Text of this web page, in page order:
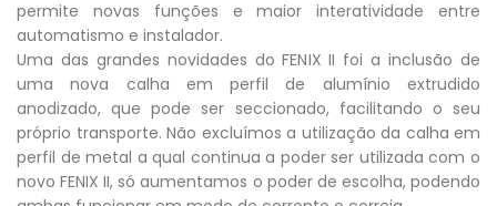
permite novas funções e maior interatividade entre
automatismo e instalador.
Uma das grandes novidades do FENIX II foi a inclusão de
uma nova calha em perfil de alumínio extrudido
anodizado, que pode ser seccionado, facilitando o seu
próprio transporte. Não excluímos a utilização da calha em
perfil de metal a qual continua a poder ser utilizada com o
novo FENIX II, só aumentamos o poder de escolha, podendo